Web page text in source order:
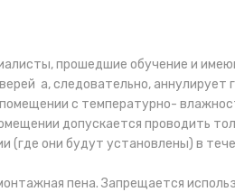
прошедшие обучение и
а, следовательно, аннулирует
с температурно-
допускается проводить
(где они будут установлены) в
пена. Запрещается